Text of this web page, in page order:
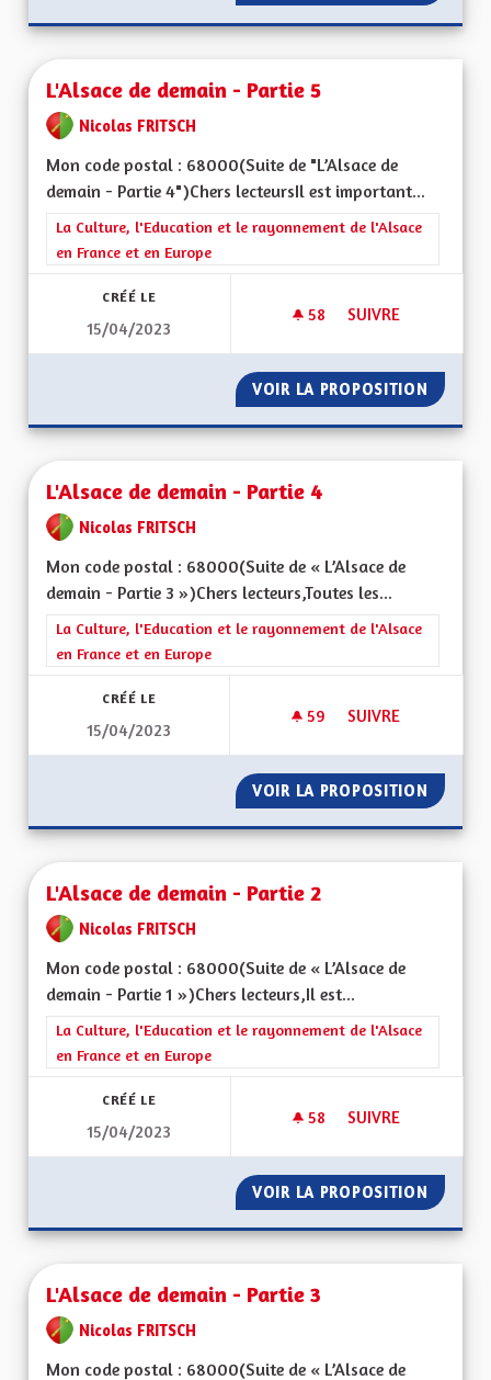
L'Alsace de demain - Partie 5
Nicolas FRITSCH
Mon code postal : 68000(Suite de "L’Alsace de
demain - Partie 4")Chers lecteursIl est important...
Filtrer les résultats de la catégorie : La Culture, l'Education et
La Culture, l'Education et le rayonnement de l'Alsace
en France et en Europe
CRÉÉ LE
15/04/2023
58 58 ABONNÉS
SUIVRE
VOIR LA PROPOSITION
L'Alsace de demain - Partie 4
Nicolas FRITSCH
Mon code postal : 68000(Suite de « L’Alsace de
demain - Partie 3 »)Chers lecteurs,Toutes les...
Filtrer les résultats de la catégorie : La Culture, l'Education et
La Culture, l'Education et le rayonnement de l'Alsace
en France et en Europe
CRÉÉ LE
15/04/2023
59 59 ABONNÉS
SUIVRE
VOIR LA PROPOSITION
L'Alsace de demain - Partie 2
Nicolas FRITSCH
Mon code postal : 68000(Suite de « L’Alsace de
demain - Partie 1 »)Chers lecteurs,Il est...
Filtrer les résultats de la catégorie : La Culture, l'Education et
La Culture, l'Education et le rayonnement de l'Alsace
en France et en Europe
CRÉÉ LE
15/04/2023
58 58 ABONNÉS
SUIVRE
VOIR LA PROPOSITION
L'Alsace de demain - Partie 3
Nicolas FRITSCH
Mon code postal : 68000(Suite de « L’Alsace de